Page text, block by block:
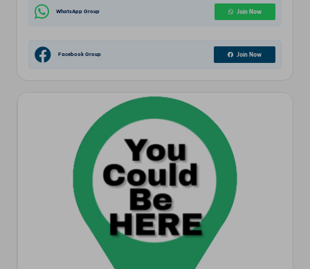
WhatsApp Group Join Now
Facebook Group Join Now